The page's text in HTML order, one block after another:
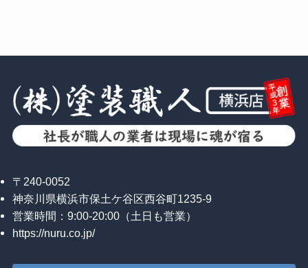
〒240-0052
神奈川県横浜市保土ケ谷区西谷町1235-9
営業時間：9:00-20:00（土日も営業）
https://nuru.co.jp/